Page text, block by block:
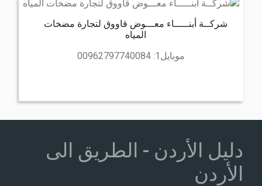
شركــة أبنـــــاء معـــوض قاووق لتجارة مضخات
المياه
موبايل1:
00962797740084
دليل الأردن - الطريق الى
الأردن